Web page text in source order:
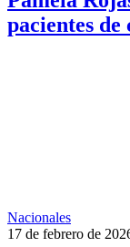
pacientes
Nacionales
17 de febrero de